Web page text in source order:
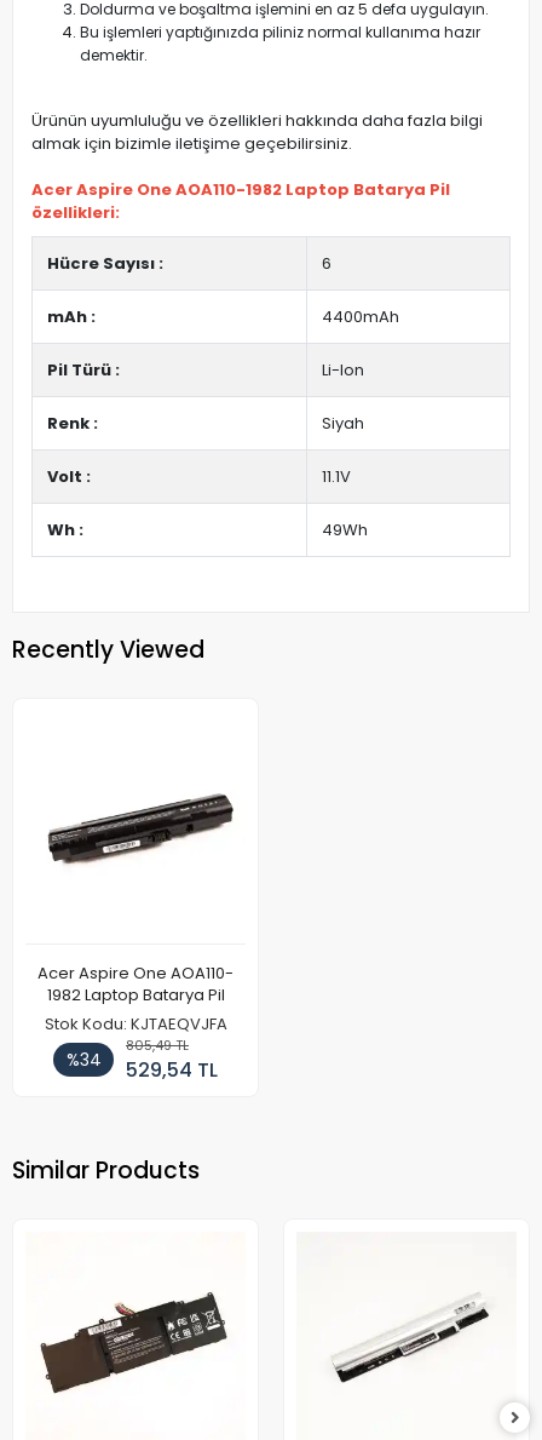
Doldurma ve boşaltma işlemini en az 5 defa uygulayın.
Bu işlemleri yaptığınızda piliniz normal kullanıma hazır
demektir.
Ürünün uyumluluğu ve özellikleri hakkında daha fazla bilgi
almak için bizimle iletişime geçebilirsiniz.
Acer Aspire One AOA110-1982 Laptop Batarya Pil
özellikleri:
Hücre Sayısı : 6
mAh : 4400mAh
Pil Türü : Li-Ion
Renk : Siyah
Volt : 11.1V
Wh : 49Wh
Recently Viewed
Acer Aspire One AOA110-
1982 Laptop Batarya Pil
Stok Kodu: KJTAEQVJFA
%34
805,49 TL
529,54 TL
Similar Products